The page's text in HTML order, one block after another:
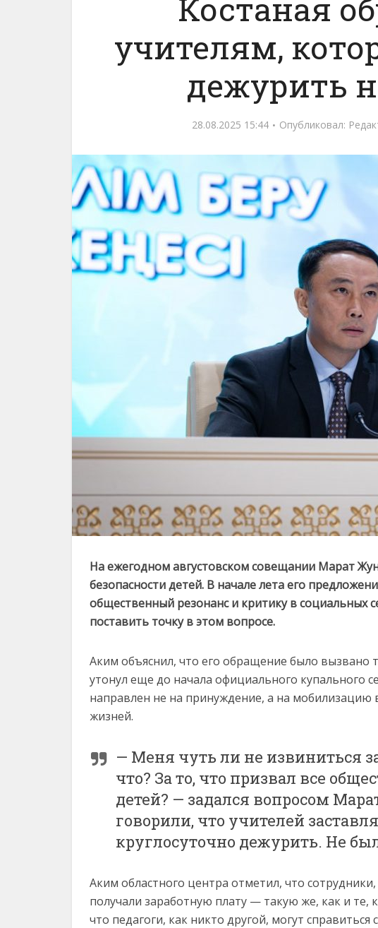
Костаная
учителям,
дежурить
28.08.2025 15:44 Опубликовал:
На ежегодном августовском совещании Марат
безопасности детей. В начале лета его
общественный резонанс и критику в социальных
поставить точку в этом вопросе.
Аким объяснил, что его обращение было вызвано
утонул еще до начала официального купального
направлен не на принуждение, а на мобилизацию
жизней.
— Меня чуть ли не извиниться
что? За то, что призвал все
детей? — задался вопросом
говорили, что учителей
круглосуточно дежурить. Не
Аким областного центра отметил, что
получали заработную плату — такую же, как и те,
что педагоги, как никто другой, могут